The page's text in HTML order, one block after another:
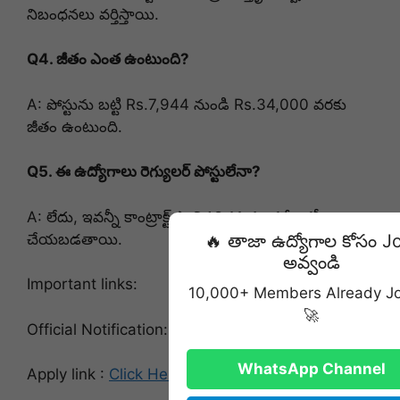
నిబంధనలు వర్తిస్తాయి.
Q4. జీతం ఎంత ఉంటుంది?
A: పోస్టును బట్టి Rs.7,944 నుండి Rs.34,000 వరకు
జీతం ఉంటుంది.
Q5. ఈ ఉద్యోగాలు రెగ్యులర్ పోస్టులేనా?
A: లేదు, ఇవన్నీ కాంట్రాక్ట్ ప్రాతిపదికన మాత్రమే భర్తీ
చేయబడతాయి.
Important links:
Official Notification:
Apply link : Click Here
🔥 తాజా ఉద్యోగాల కోసం
అవ్వండి
10,000+ Members Already
🚀
WhatsApp Channel